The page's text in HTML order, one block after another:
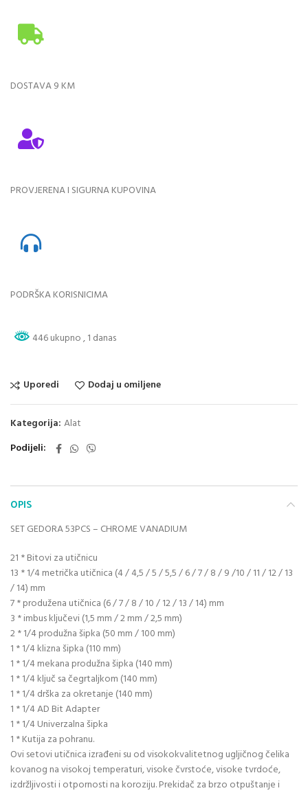
DOSTAVA 9 KM
PROVJERENA I SIGURNA KUPOVINA
PODRŠKA KORISNICIMA
446 ukupno, 1 danas
Uporedi Dodaj u omiljene
Kategorija: Alat
Podijeli
OPIS
SET GEDORA 53PCS – CHROME VANADIUM
21 * Bitovi za utičnicu
13 * 1/4 metrička utičnica (4 / 4,5 / 5 / 5,5 / 6 / 7 / 8 / 9 /10 / 11 / 12 / 13
/ 14) mm
7 * produžena utičnica (6 / 7 / 8 / 10 / 12 / 13 / 14) mm
3 * imbus ključevi (1,5 mm / 2 mm / 2,5 mm)
2 * 1/4 produžna šipka (50 mm / 100 mm)
1 * 1/4 klizna šipka (110 mm)
1 * 1/4 mekana produžna šipka (140 mm)
1 * 1/4 ključ sa čegrtaljkom (140 mm)
1 * 1/4 drška za okretanje (140 mm)
1 * 1/4 AD Bit Adapter
1 * 1/4 Univerzalna šipka
1 * Kutija za pohranu.
Ovi setovi utičnica izrađeni su od visokokvalitetnog ugljičnog čelika
kovanog na visokoj temperaturi, visoke čvrstoće, visoke tvrdoće,
izdržljivosti i otpornosti na koroziju. Prekidač za brzo otpuštanje i